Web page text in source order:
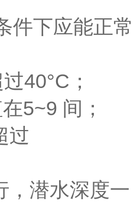
件下应能正常
40°C；
5~9 间；
过
，潜水深度一